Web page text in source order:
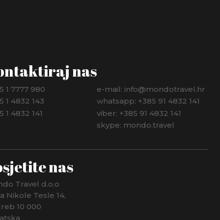
nas
1 7777 980
1 4832 143
1 4832 141
e-mail: info@mondotravel.hr
whatsapp: +385 91 4832 141
viber: +385 91 4832 141
skype: mondo.travel
nas
Travel d.o.o
Nikole Tesle 14,
10 000